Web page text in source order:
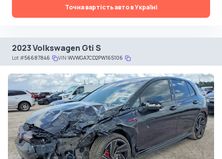
Точна вартість авто в Україні
2023 Volkswagen Gti S
Lot#56687846 VIN:WVWGA7CD2PW165106